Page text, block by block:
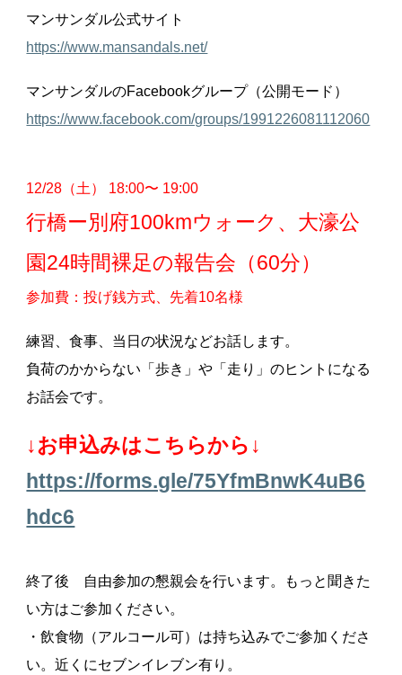
マンサンダル公式サイト
https://www.mansandals.net/
マンサンダルのFacebookグループ（公開モード）
https://www.facebook.com/groups/1991226081112060
12/28（土） 18:00〜 19:00
行橋ー別府100kmウォーク、大濠公
園24時間裸足の報告会（60分）
参加費：投げ銭方式、先着10名様
練習、食事、当日の状況などお話します。
負荷のかからない「歩き」や「走り」のヒントになる
お話会です。
↓お申込みはこちらから↓
https://forms.gle/75YfmBnwK4uB6
hdc6
終了後 自由参加の懇親会を行います。もっと聞きた
い方はご参加ください。
・飲食物（アルコール可）は持ち込みでご参加くださ
い。近くにセブンイレブン有り。